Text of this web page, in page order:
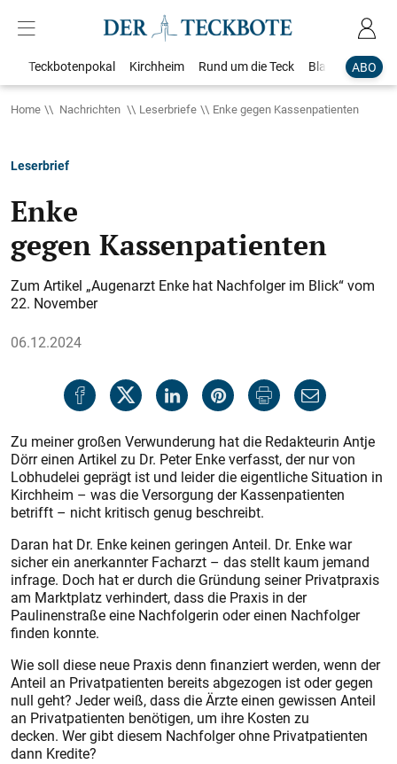
ABO
Teckbotenpokal Kirchheim Rund um die Teck Blaulicht
Home Nachrichten Leserbriefe Enke gegen Kassenpatienten
Leserbrief
Enke
gegen Kassenpatienten
Zum Artikel „Augenarzt Enke hat Nachfolger im Blick“ vom
22. November
06.12.2024
Zu meiner großen Verwunderung hat die Redakteurin Antje
Dörr einen Artikel zu Dr. Peter Enke verfasst, der nur von
Lobhudelei geprägt ist und leider die eigentliche Situation in
Kirchheim – was die Versorgung der Kassenpatienten
betrifft – nicht kritisch genug beschreibt.
Daran hat Dr. Enke keinen geringen Anteil. Dr. Enke war
sicher ein anerkannter Facharzt – das stellt kaum jemand
infrage. Doch hat er durch die Gründung seiner Privatpraxis
am Marktplatz verhindert, dass die Praxis in der
Paulinenstraße eine Nachfolgerin oder einen Nachfolger
finden konnte.
Wie soll diese neue Praxis denn finanziert werden, wenn der
Anteil an Privatpatienten bereits abgezogen ist oder gegen
null geht? Jeder weiß, dass die Ärzte einen gewissen Anteil
an Privatpatienten benötigen, um ihre Kosten zu
decken. Wer gibt diesem Nachfolger ohne Privatpatienten
dann Kredite?